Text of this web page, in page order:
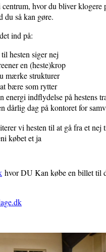
centrum, hvor du bliver klogere
du så kan gøre.
ind på:
hesten siger nej
en (heste)krop
mærke strukturer
bære som rytter
energi indflydelse på hestens
dårlig dag på kontoret for
vi hesten til at gå fra et nej
købet et ja
hvor DU Kan købe en billet til